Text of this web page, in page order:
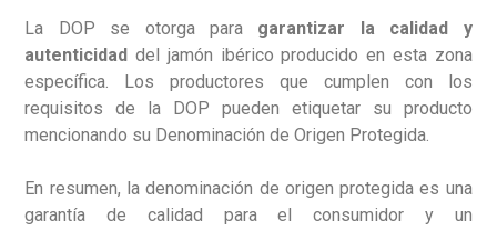
La DOP se otorga para garantizar la calidad y
autenticidad del jamón ibérico producido en esta zona
específica. Los productores que cumplen con los
requisitos de la DOP pueden etiquetar su producto
mencionando su Denominación de Origen Protegida.
En resumen, la denominación de origen protegida es una
garantía de calidad para el consumidor y un